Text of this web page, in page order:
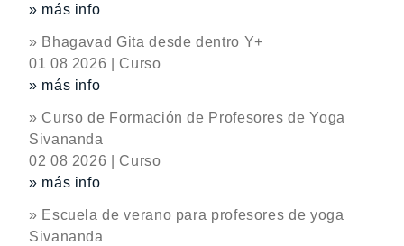
» más info
» Bhagavad Gita desde dentro Y+
01 08 2026 | Curso
» más info
» Curso de Formación de Profesores de Yoga
Sivananda
02 08 2026 | Curso
» más info
» Escuela de verano para profesores de yoga
Sivananda